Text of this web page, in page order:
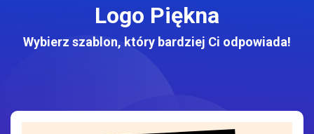
Logo Piękna
Wybierz szablon, który bardziej Ci odpowiada!